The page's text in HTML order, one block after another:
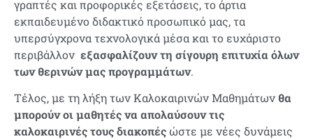
γραπτές και προφορικές εξετάσεις, το άρτια
εκπαιδευμένο διδακτικό προσωπικό μας, τα
υπερσύγχρονα τεχνολογικά μέσα και το ευχάριστο
περιβάλλον εξασφαλίζουν τη σίγουρη επιτυχία όλων
των θερινών μας προγραμμάτων.
Τέλος, με τη λήξη των Καλοκαιρινών Μαθημάτων θα
μπορούν οι μαθητές να απολαύσουν τις
καλοκαιρινές τους διακοπές ώστε με νέες δυνάμεις